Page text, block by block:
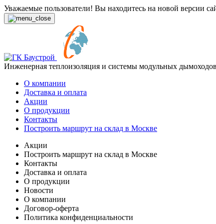
Уважаемые пользователи! Вы находитесь на новой версии
Инженерная теплоизоляция и системы модульных дымоходов
О компании
Доставка и оплата
Акции
О продукции
Контакты
Построить маршрут на склад в Москве
Акции
Построить маршрут на склад в Москве
Контакты
Доставка и оплата
О продукции
Новости
О компании
Договор-оферта
Политика конфиденциальности